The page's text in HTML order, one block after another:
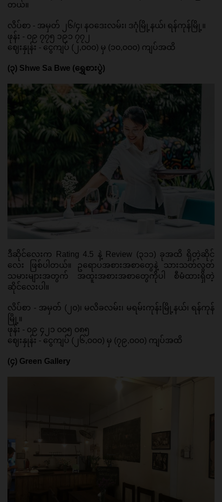
တယ်။
လိပ်စာ - အမှတ် ၂၆/၄၊ နဝဒေးလမ်း၊ ဒဂုံမြို့နယ်၊ ရန်ကုန်မြို့။
ဖုန်း - ၀၉ ၇၇၅ ၁၉၁ ၇၇၂
ဈေးနှုန်း - ငွေကျပ် (၂,၀၀၀) မှ (၁၀,၀၀၀) ကျပ်အထိ
(၃) Shwe Sa Bwe (ရွှေစားပွဲ)
ဒီဆိုင်လေးက Rating 4.5 နဲ့ Review (၃၁၁) ခုအထိ ရှိတဲ့ဆိုင်
လေး ဖြစ်ပါတယ်။ ဥရောပအစားအစာတွေနဲ့ သားသတ်လွတ်
သမားများအတွက် အထူးအစားအစာတွေကိုပါ စီမံထားရှိတဲ့
ဆိုင်လေးပါ။
လိပ်စာ - အမှတ် (၂၀)၊ မလိခလမ်း၊ မရမ်းကုန်းမြို့နယ်၊ ရန်ကုန်
မြို့။
ဖုန်း - ၀၉ ၄၂၁ ၀၀၅ ၀၈၅
ဈေးနှုန်း - ငွေကျပ် (၂၆,၀၀၀) မှ (၇၉,၀၀၀) ကျပ်အထိ
(၄) Green Gallery